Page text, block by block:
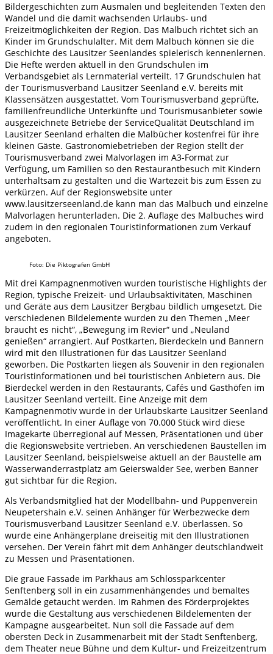
Bildergeschichten zum Ausmalen und begleitenden Texten den
Wandel und die damit wachsenden Urlaubs- und
Freizeitmöglichkeiten der Region. Das Malbuch richtet sich an
Kinder im Grundschulalter. Mit dem Malbuch können sie die
Geschichte des Lausitzer Seenlandes spielerisch kennenlernen.
Die Hefte werden aktuell in den Grundschulen im
Verbandsgebiet als Lernmaterial verteilt. 17 Grundschulen hat
der Tourismusverband Lausitzer Seenland e.V. bereits mit
Klassensätzen ausgestattet. Vom Tourismusverband geprüfte,
familienfreundliche Unterkünfte und Tourismusanbieter sowie
ausgezeichnete Betriebe der ServiceQualität Deutschland im
Lausitzer Seenland erhalten die Malbücher kostenfrei für ihre
kleinen Gäste. Gastronomiebetrieben der Region stellt der
Tourismusverband zwei Malvorlagen im A3-Format zur
Verfügung, um Familien so den Restaurantbesuch mit Kindern
unterhaltsam zu gestalten und die Wartezeit bis zum Essen zu
verkürzen. Auf der Regionswebsite unter
www.lausitzerseenland.de kann man das Malbuch und einzelne
Malvorlagen herunterladen. Die 2. Auflage des Malbuches wird
zudem in den regionalen Touristinformationen zum Verkauf
angeboten.
Foto: Die Piktografen GmbH
Mit drei Kampagnenmotiven wurden touristische Highlights der
Region, typische Freizeit- und Urlaubsaktivitäten, Maschinen
und Geräte aus dem Lausitzer Bergbau bildlich umgesetzt. Die
verschiedenen Bildelemente wurden zu den Themen „Meer
braucht es nicht“, „Bewegung im Revier“ und „Neuland
genießen“ arrangiert. Auf Postkarten, Bierdeckeln und Bannern
wird mit den Illustrationen für das Lausitzer Seenland
geworben. Die Postkarten liegen als Souvenir in den regionalen
Touristinformationen und bei touristischen Anbietern aus. Die
Bierdeckel werden in den Restaurants, Cafés und Gasthöfen im
Lausitzer Seenland verteilt. Eine Anzeige mit dem
Kampagnenmotiv wurde in der Urlaubskarte Lausitzer Seenland
veröffentlicht. In einer Auflage von 70.000 Stück wird diese
Imagekarte überregional auf Messen, Präsentationen und über
die Regionswebsite vertrieben. An verschiedenen Baustellen im
Lausitzer Seenland, beispielsweise aktuell an der Baustelle am
Wasserwanderrastplatz am Geierswalder See, werben Banner
gut sichtbar für die Region.
Als Verbandsmitglied hat der Modellbahn- und Puppenverein
Neupetershain e.V. seinen Anhänger für Werbezwecke dem
Tourismusverband Lausitzer Seenland e.V. überlassen. So
wurde eine Anhängerplane dreiseitig mit den Illustrationen
versehen. Der Verein fährt mit dem Anhänger deutschlandweit
zu Messen und Präsentationen.
Die graue Fassade im Parkhaus am Schlossparkcenter
Senftenberg soll in ein zusammenhängendes und bemaltes
Gemälde getaucht werden. Im Rahmen des Förderprojektes
wurde die Gestaltung aus verschiedenen Bildelementen der
Kampagne ausgearbeitet. Nun soll die Fassade auf dem
obersten Deck in Zusammenarbeit mit der Stadt Senftenberg,
dem Theater neue Bühne und dem Kultur- und Freizeitzentrum